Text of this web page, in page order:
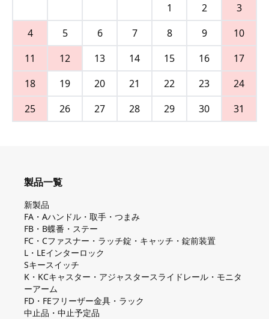
1
2
3
4
5 6 7 8 9
10
11
12 13 14 15 16
17
18
19 20 21 22 23
24
25
26 27 28 29 30 31
製品一覧
新製品
FA・Aハンドル・取手・つまみ
FB・B蝶番・ステー
FC・Cファスナー・ラッチ錠・キャッチ・錠前装置
L・LEインターロック
Sキースイッチ
K・KCキャスター・アジャスタースライドレール・モニタ
ーアーム
FD・FEフリーザー金具・ラック
中止品・中止予定品